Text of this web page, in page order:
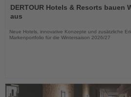
Sie
die
DERTOUR Hotels & Resorts bauen
aus
Neue Hotels, innovative Konzepte und zusätzliche
Markenportfolio für die Wintersaison 2026/27